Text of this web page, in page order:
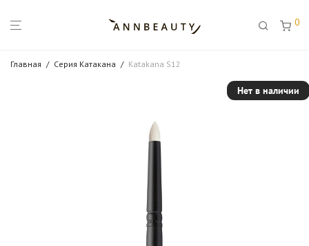
0
Главная / Серия Катакана / Katakana S12
Нет в наличии